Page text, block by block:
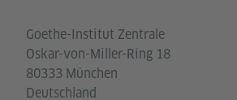
Goethe-Institut Zentrale
Oskar-von-Miller-Ring 18
80333 München
Deutschland